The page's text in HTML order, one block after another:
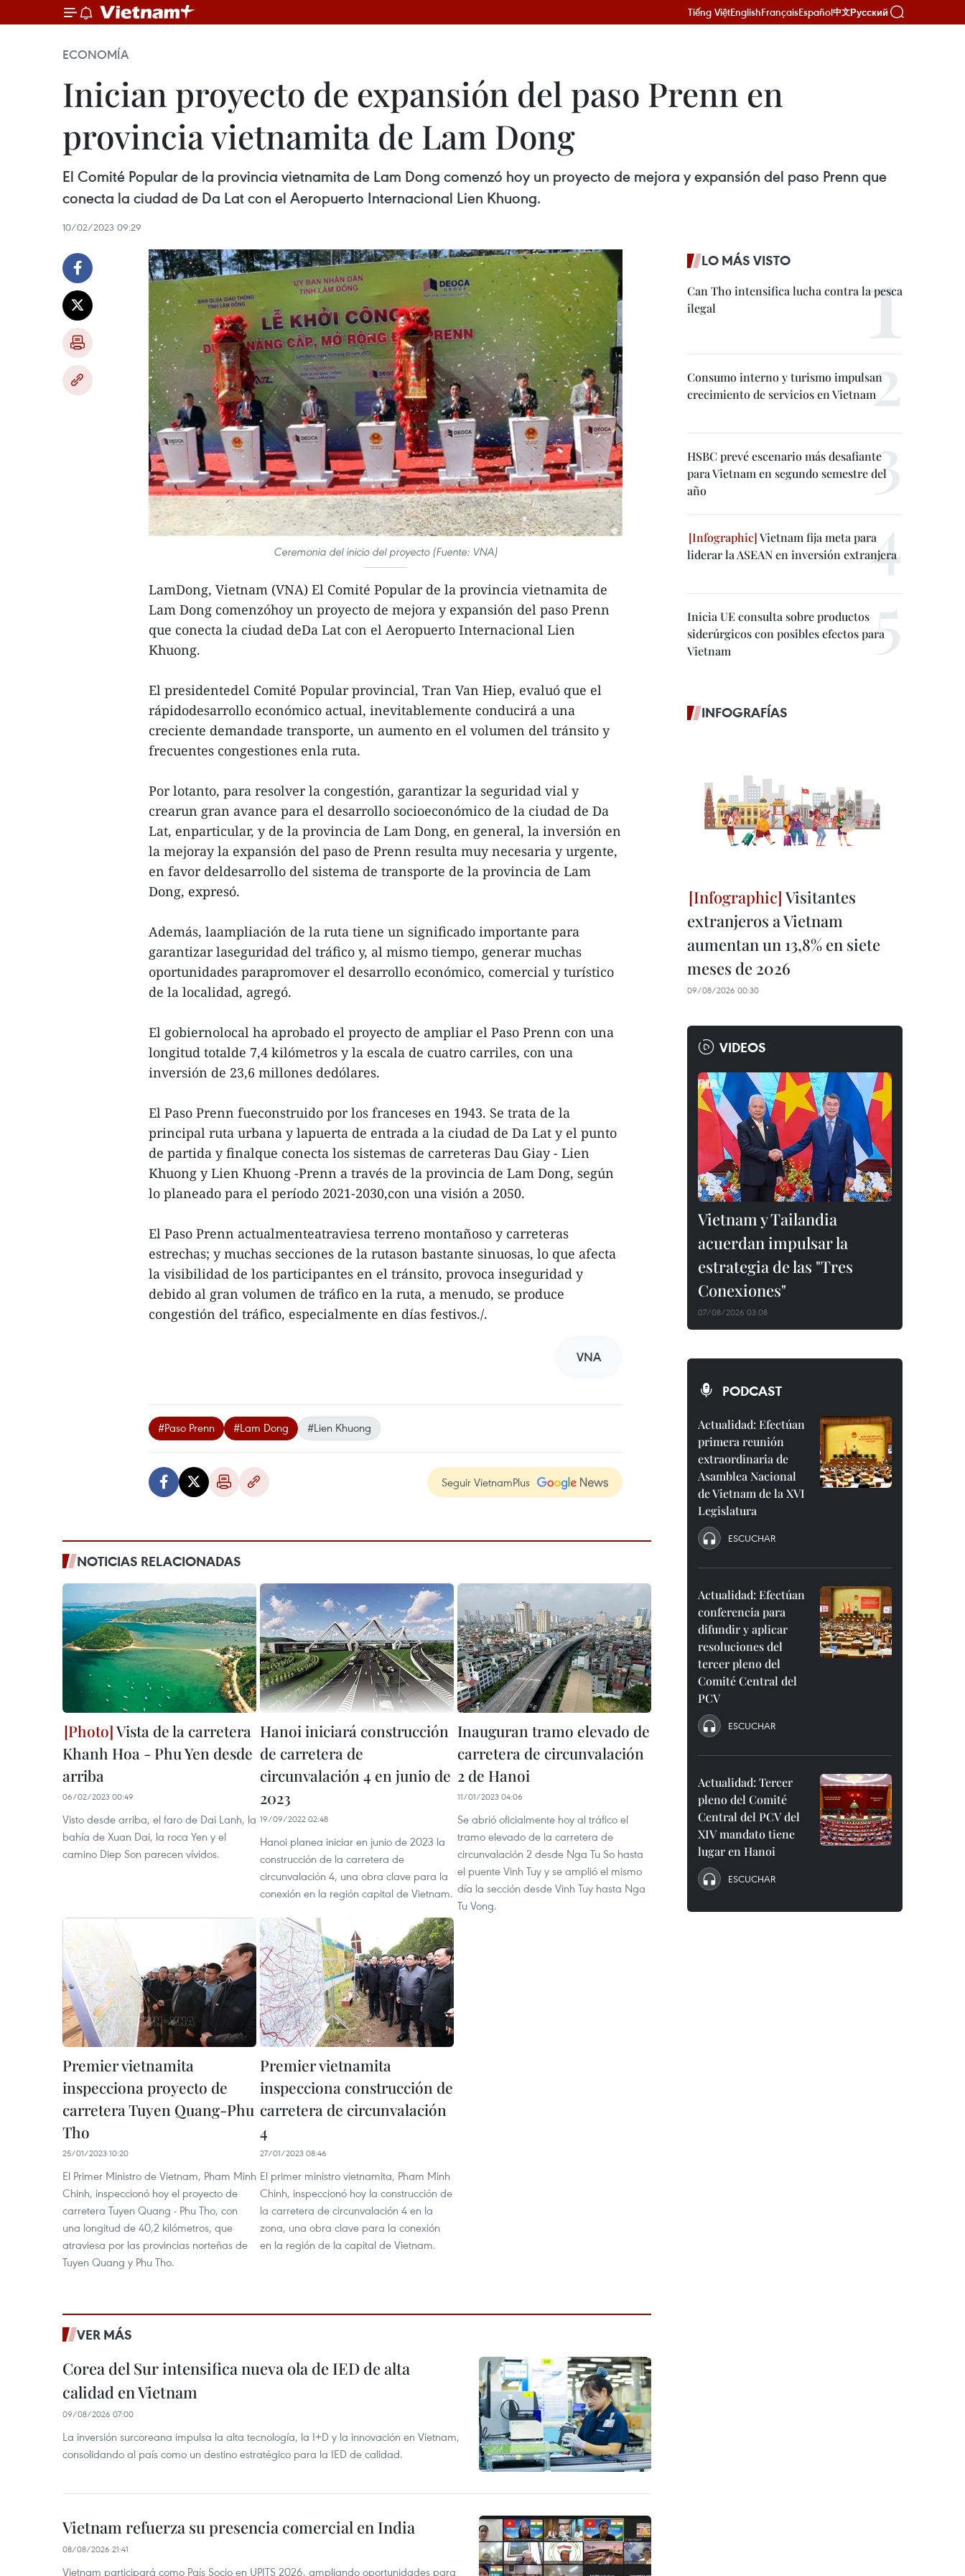
Tiếng ViệtEnglishFrançaisEspañol中文Русский
ECONOMÍA
Inician proyecto de expansión del paso Prenn en
provincia vietnamita de Lam Dong
El Comité Popular de la provincia vietnamita de Lam Dong comenzó hoy un proyecto de mejora y expansión del paso Prenn que
conecta la ciudad de Da Lat con el Aeropuerto Internacional Lien Khuong.
10/02/2023 09:29
Ceremonia del inicio del proyecto (Fuente: VNA)
LamDong, Vietnam (VNA) El Comité Popular de la provincia vietnamita de
Lam Dong comenzóhoy un proyecto de mejora y expansión del paso Prenn
que conecta la ciudad deDa Lat con el Aeropuerto Internacional Lien
Khuong.
El presidentedel Comité Popular provincial, Tran Van Hiep, evaluó que el
rápidodesarrollo económico actual, inevitablemente conducirá a una
creciente demandade transporte, un aumento en el volumen del tránsito y
frecuentes congestiones enla ruta.
Por lotanto, para resolver la congestión, garantizar la seguridad vial y
crearun gran avance para el desarrollo socioeconómico de la ciudad de Da
Lat, enparticular, y de la provincia de Lam Dong, en general, la inversión en
la mejoray la expansión del paso de Prenn resulta muy necesaria y urgente,
en favor deldesarrollo del sistema de transporte de la provincia de Lam
Dong, expresó.
Además, laampliación de la ruta tiene un significado importante para
garantizar laseguridad del tráfico y, al mismo tiempo, generar muchas
oportunidades parapromover el desarrollo económico, comercial y turístico
de la localidad, agregó.
El gobiernolocal ha aprobado el proyecto de ampliar el Paso Prenn con una
longitud totalde 7,4 kilómetros y la escala de cuatro carriles, con una
inversión de 23,6 millones dedólares.
El Paso Prenn fueconstruido por los franceses en 1943. Se trata de la
principal ruta urbana y lapuerta de entrada a la ciudad de Da Lat y el punto
de partida y finalque conecta los sistemas de carreteras Dau Giay - Lien
Khuong y Lien Khuong -Prenn a través de la provincia de Lam Dong, según
lo planeado para el período 2021-2030,con una visión a 2050.
El Paso Prenn actualmenteatraviesa terreno montañoso y carreteras
estrechas; y muchas secciones de la rutason bastante sinuosas, lo que afecta
la visibilidad de los participantes en el tránsito, provoca inseguridad y
debido al gran volumen de tráfico en la ruta, a menudo, se produce
congestión del tráfico, especialmente en días festivos./.
VNA
#Paso Prenn #Lam Dong #Lien Khuong
Seguir VietnamPlus
NOTICIAS RELACIONADAS
Vista de la carretera
Khanh Hoa - Phu Yen desde
arriba
06/02/2023 00:49
Visto desde arriba, el faro de Dai Lanh, la
bahía de Xuan Dai, la roca Yen y el
camino Diep Son parecen vívidos.
Hanoi iniciará construcción
de carretera de
circunvalación 4 en junio de
2023
19/09/2022 02:48
Hanoi planea iniciar en junio de 2023 la
construcción de la carretera de
circunvalación 4, una obra clave para la
conexión en la región capital de Vietnam.
Inauguran tramo elevado de
carretera de circunvalación
2 de Hanoi
11/01/2023 04:06
Se abrió oficialmente hoy al tráfico el
tramo elevado de la carretera de
circunvalación 2 desde Nga Tu So hasta
el puente Vinh Tuy y se amplió el mismo
día la sección desde Vinh Tuy hasta Nga
Tu Vong.
Premier vietnamita
inspecciona proyecto de
carretera Tuyen Quang-Phu
Tho
25/01/2023 10:20
El Primer Ministro de Vietnam, Pham Minh
Chinh, inspeccionó hoy el proyecto de
carretera Tuyen Quang - Phu Tho, con
una longitud de 40,2 kilómetros, que
atraviesa por las provincias norteñas de
Tuyen Quang y Phu Tho.
Premier vietnamita
inspecciona construcción de
carretera de circunvalación
4
27/01/2023 08:46
El primer ministro vietnamita, Pham Minh
Chinh, inspeccionó hoy la construcción de
la carretera de circunvalación 4 en la
zona, una obra clave para la conexión
en la región de la capital de Vietnam.
VER MÁS
Corea del Sur intensifica nueva ola de IED de alta
calidad en Vietnam
09/08/2026 07:00
La inversión surcoreana impulsa la alta tecnología, la I+D y la innovación en Vietnam,
consolidando al país como un destino estratégico para la IED de calidad.
Vietnam refuerza su presencia comercial en India
08/08/2026 21:41
Vietnam participará como País Socio en UPITS 2026, ampliando oportunidades para
LO MÁS VISTO
Can Tho intensifica lucha contra la pesca
ilegal
Consumo interno y turismo impulsan
crecimiento de servicios en Vietnam
HSBC prevé escenario más desafiante
para Vietnam en segundo semestre del
año
Vietnam fija meta para
liderar la ASEAN en inversión extranjera
Inicia UE consulta sobre productos
siderúrgicos con posibles efectos para
Vietnam
INFOGRAFÍAS
Visitantes
extranjeros a Vietnam
aumentan un 13,8% en siete
meses de 2026
09/08/2026 00:30
VIDEOS
Vietnam y Tailandia
acuerdan impulsar la
estrategia de las "Tres
Conexiones"
07/08/2026 03:08
PODCAST
Actualidad: Efectúan
primera reunión
extraordinaria de
Asamblea Nacional
de Vietnam de la XVI
Legislatura
ESCUCHAR
Actualidad: Efectúan
conferencia para
difundir y aplicar
resoluciones del
tercer pleno del
Comité Central del
PCV
ESCUCHAR
Actualidad: Tercer
pleno del Comité
Central del PCV del
XIV mandato tiene
lugar en Hanoi
ESCUCHAR